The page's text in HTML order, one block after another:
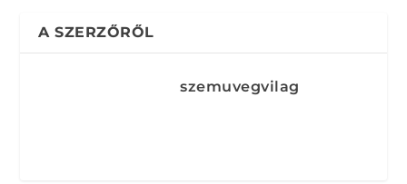
A SZERZŐRŐL
szemuvegvilag